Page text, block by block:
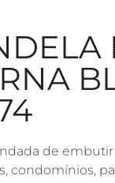
de
condomínios,